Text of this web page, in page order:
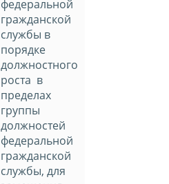
федеральной
гражданской
службы в
порядке
должностного
роста в
пределах
группы
должностей
федеральной
гражданской
службы, для